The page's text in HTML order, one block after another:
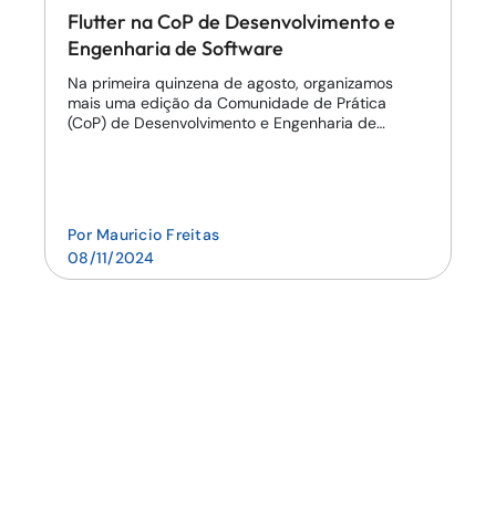
Flutter na CoP de Desenvolvimento e
Engenharia de Software
Na primeira quinzena de agosto, organizamos
mais uma edição da Comunidade de Prática
(CoP) de Desenvolvimento e Engenharia de
Por Mauricio Freitas
08/11/2024